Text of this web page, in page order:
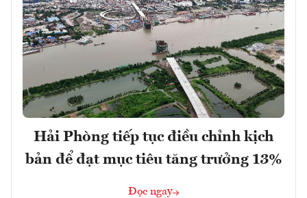
Hải Phòng tiếp tục điều chỉnh kịch
bản để đạt mục tiêu tăng trưởng 13%
Đọc ngay